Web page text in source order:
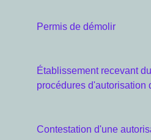
Permis de démolir
Établissement recevant
procédures d'autorisation
Contestation d'une